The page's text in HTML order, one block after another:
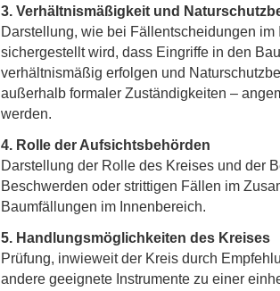
3. Verhältnismäßigkeit und
Darstellung, wie bei Fällentscheidungen im
sichergestellt wird, dass Eingriffe in den
verhältnismäßig erfolgen und
außerhalb formaler Zuständigkeiten –
werden.
4. Rolle der Aufsichtsbehörden
Darstellung der Rolle des Kreises und der
Beschwerden oder strittigen Fällen im
Baumfällungen im Innenbereich.
5. Handlungsmöglichkeiten des Kreises
Prüfung, inwieweit der Kreis durch
andere geeignete Instrumente zu einer